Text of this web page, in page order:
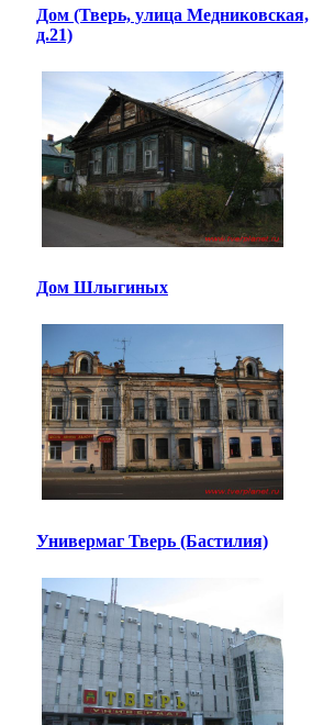
Дом (Тверь, улица Медниковская,
д.21)
Дом Шлыгиных
Универмаг Тверь (Бастилия)